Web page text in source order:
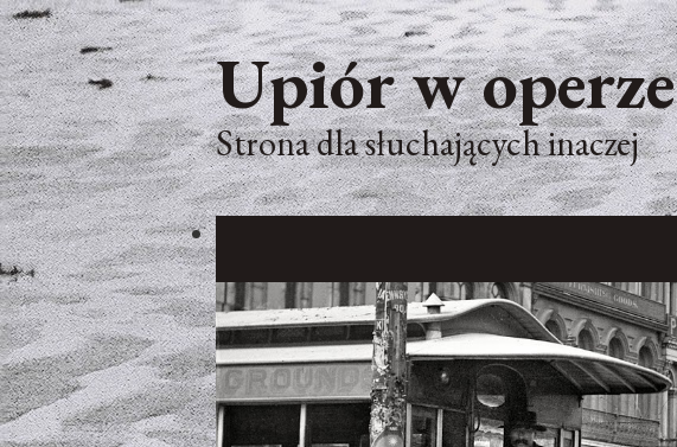
Upiór w operze
Strona dla słuchających inaczej